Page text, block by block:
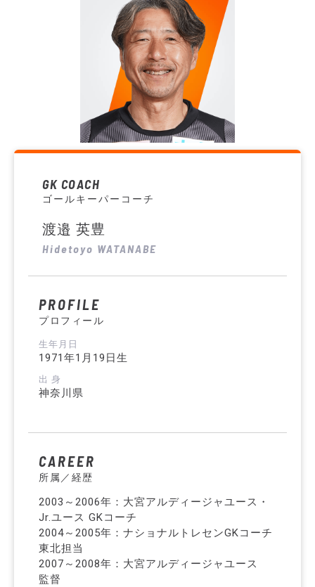
GK COACH
ゴールキーパーコーチ
渡邉 英豊
Hidetoyo WATANABE
PROFILE
プロフィール
生年月日
1971年1月19日生
出 身
神奈川県
CAREER
所属／経歴
2003～2006年：大宮アルディージャユース・
Jr.ユース GKコーチ
2004～2005年：ナショナルトレセンGKコーチ
東北担当
2007～2008年：大宮アルディージャユース
監督